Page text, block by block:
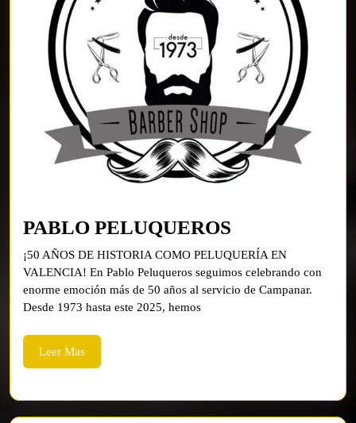
PABLO PELUQUEROS
¡50 AÑOS DE HISTORIA COMO PELUQUERÍA EN
VALENCIA! En Pablo Peluqueros seguimos celebrando con
enorme emoción más de 50 años al servicio de Campanar.
Desde 1973 hasta este 2025, hemos
Leer MasLeer
Mas